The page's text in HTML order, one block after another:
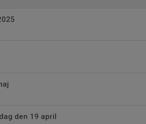
den 19 april